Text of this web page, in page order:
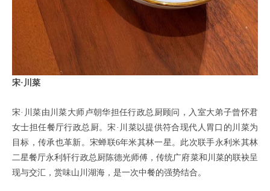
宋·川菜
宋·川菜由川菜大师卢朝华担任行政总厨顾问，入室大弟子曾怀君
女士担任餐厅行政总厨。宋·川菜以提供符合现代人胃口的川菜为
目标，传承也革新。宋蝉联6年米其林一星。此次联手永利米其林
二星餐厅永利轩行政总厨陈德光师傅，传统广府菜和川菜的联袂呈
现与交汇，赏味山川湖海，是一次中餐的强势结合。